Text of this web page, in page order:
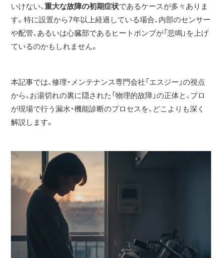
いけない、重大な故障の初期症状であるケースが多々ありま
す。特に設置から7年以上経過している場合、内部のセンサー
や配管、あるいは心臓部であるヒートポンプが「悲鳴」を上げ
ているのかもしれません。
本記事では、修理・メンテナンス専門会社「エスジー」の視点
から、お湯切れの裏に隠された「物理的故障」の正体と、プロ
が現場で行う漏水・機能診断のプロセスを、どこよりも深く
解説します。